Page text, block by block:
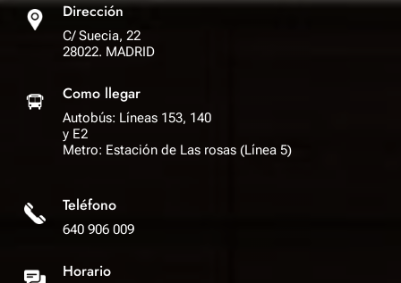
Dirección
C/ Suecia, 22
28022. MADRID
Como llegar
Autobús: Líneas 153, 140
y E2
Metro: Estación de Las rosas (Línea 5)
Teléfono
640 906 009
Horario